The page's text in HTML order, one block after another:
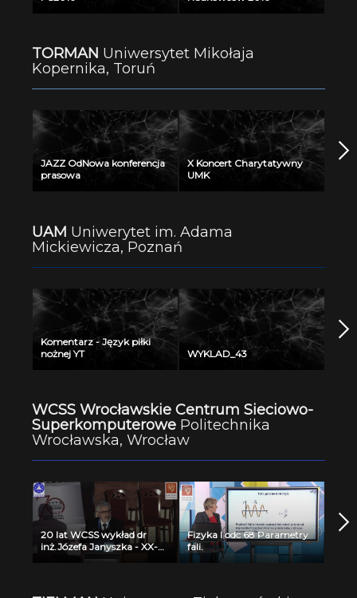
TORMAN Uniwersytet Mikołaja
Kopernika, Toruń
JAZZ OdNowa konferencja
prasowa
X Koncert Charytatywny
UMK
UAM Uniwerytet im. Adama
Mickiewicza, Poznań
Komentarz - Język piłki
nożnej YT
WYKLAD_43
WCSS Wrocławskie Centrum Sieciowo-
Superkomputerowe Politechnika
Wrocławska, Wrocław
20 lat WCSS wykład dr
inż.Józefa Janyszka - XX-
lecie działalności WCSS w
Fizyka I odc 68 Parametry
fali.